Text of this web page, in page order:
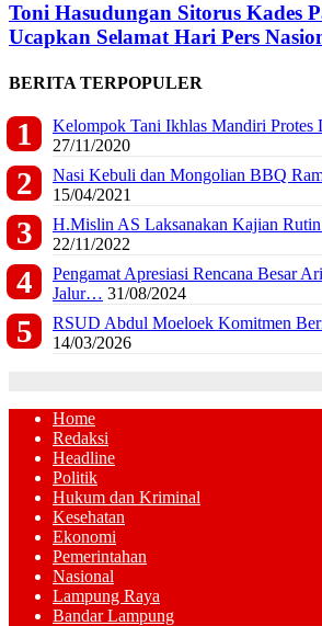
Toni Hasudungan Sitorus Kades
Ucapkan Selamat Hari Pers
BERITA TERPOPULER
Kelompok Tani Ikhlas Mandiri
27/11/2020
Nasi Kebuli dan Mongolian BBQ
15/04/2021
H.Mislin AS Laksanakan Kajian
22/11/2022
Pengamat Apresiasi Rencana Besar
Jalur… 31/08/2024
RSUD Abdul Moeloek Komitmen
14/03/2026
Home
Redaksi
Headline
Politik
Hukum dan Kriminal
Kesehatan
Ekonomi
Pemerintahan
Nasional
Lampung Raya
Bandar Lampung